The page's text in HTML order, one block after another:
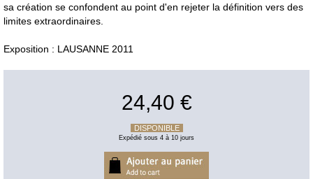
sa création se confondent au point d'en rejeter la définition vers des
limites extraordinaires.
Exposition : LAUSANNE 2011
24,40 €
DISPONIBLE
Expédié sous 4 à 10 jours